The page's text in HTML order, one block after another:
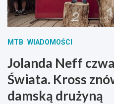
MTB WIADOMOŚCI
Jolanda Neff
Świata. Kross
damską drużyną